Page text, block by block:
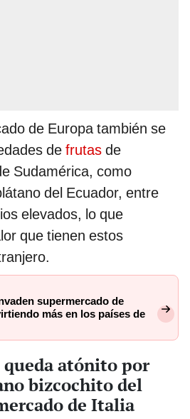
de Europa también se
de frutas de
Sudamérica, como
del Ecuador, entre
elevados, lo que
que tienen estos
supermercado de
más en los países de
queda atónito por
bizcochito del
de Italia